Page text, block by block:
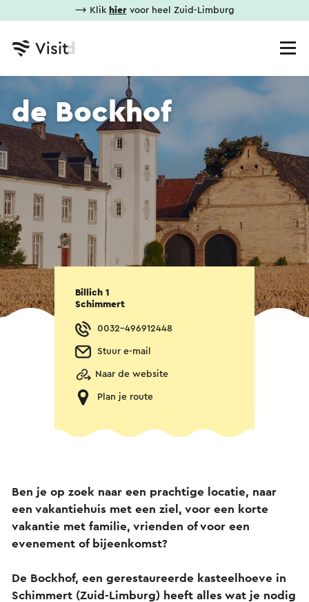
⟶ Klik hiervoor heel Zuid-Limburg
de Bockhof
Billich 1
Schimmert
0032-496912448
Stuur e-mail
Naar de website
Plan je route
Ben je op zoek naar een prachtige locatie, naar
een vakantiehuis met een ziel, voor een korte
vakantie met familie, vrienden of voor een
evenement of bijeenkomst?
De Bockhof, een gerestaureerde kasteelhoeve in
Schimmert (Zuid-Limburg) heeft alles wat je nodig